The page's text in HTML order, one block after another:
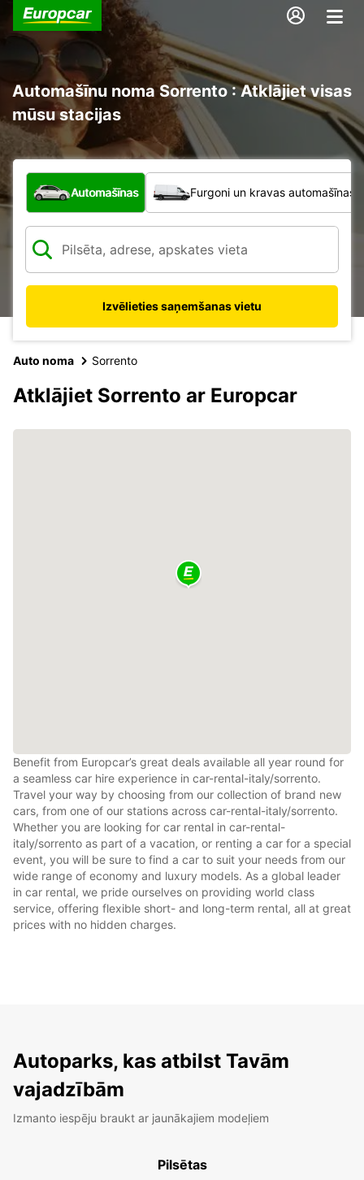
Automašīnu noma Sorrento : Atklājiet visas
mūsu stacijas
Kāda veida transportlīdzeklis?
Automašīnas Furgoni un kravas automašīnas
Izvēlieties saņemšanas vietu
Auto noma Sorrento
Atklājiet Sorrento ar Europcar
Benefit from Europcar’s great deals available all year round for
a seamless car hire experience in car-rental-italy/sorrento.
Travel your way by choosing from our collection of brand new
cars, from one of our stations across car-rental-italy/sorrento.
Whether you are looking for car rental in car-rental-
italy/sorrento as part of a vacation, or renting a car for a special
event, you will be sure to find a car to suit your needs from our
wide range of economy and luxury models. As a global leader
in car rental, we pride ourselves on providing world class
service, offering flexible short- and long-term rental, all at great
prices with no hidden charges.
Autoparks, kas atbilst Tavām
vajadzībām
Izmanto iespēju braukt ar jaunākajiem modeļiem
Pilsētas